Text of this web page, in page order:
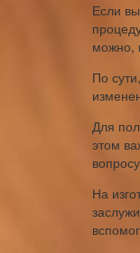
Если
можно,
По
Для
этом
На